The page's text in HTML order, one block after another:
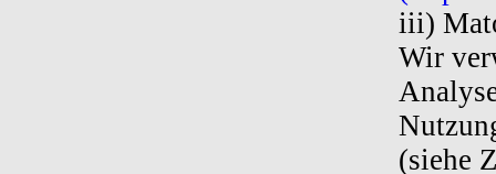
iii)
Wir
(siehe